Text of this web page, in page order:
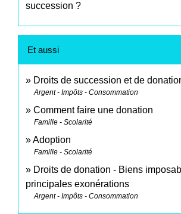
succession ?
Et aussi
Droits de succession et de
Argent - Impôts - Consommation
Comment faire une donation
Famille - Scolarité
Adoption
Famille - Scolarité
Droits de donation - Biens
principales exonérations
Argent - Impôts - Consommation